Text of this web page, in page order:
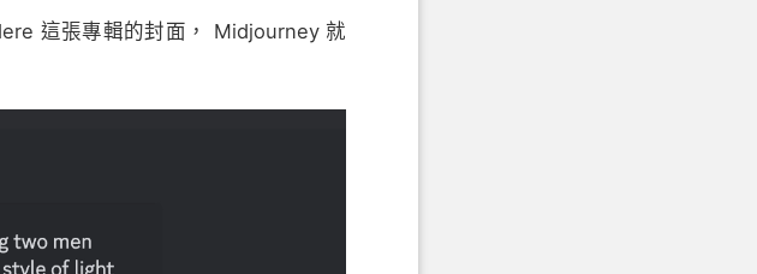
這張專輯的封面， Midjourney 就